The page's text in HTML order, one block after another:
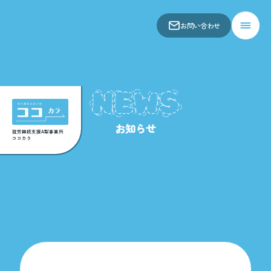
お問い合わせ
仕事内容
お知らせ
アクセス
関連事業所
就労継続支援A型事業所
ココカラ
NEWS
お知らせ